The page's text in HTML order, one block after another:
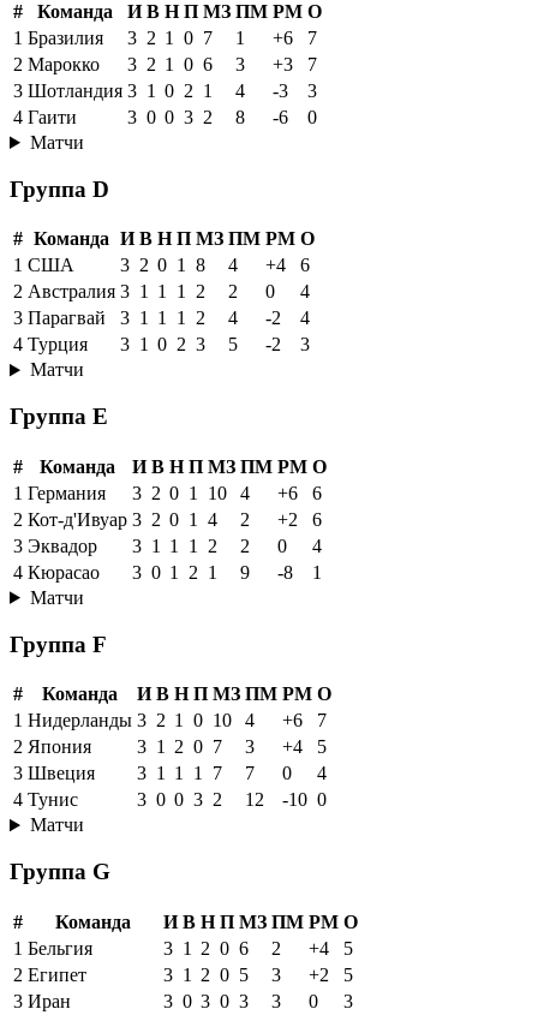
# Команда И В Н П МЗ ПМ РМ О
1 Бразилия 3 2 1 0 7 1 +6
7
2 Марокко 3 2 1 0 6 3 +3
7
3 Шотландия 3 1 0 2 1 4 -3
3
4 Гаити 3 0 0 3 2 8 -6
0
Матчи
Группа D
# Команда И В Н П МЗ ПМ РМ О
1 США 3 2 0 1 8 4 +4
6
2 Австралия 3 1 1 1 2 2 0
4
3 Парагвай 3 1 1 1 2 4 -2
4
4 Турция 3 1 0 2 3 5 -2
3
Матчи
Группа E
# Команда И В Н П МЗ ПМ РМ О
1 Германия 3 2 0 1 10 4 +6
6
2 Кот-д'Ивуар 3 2 0 1 4 2 +2
6
3 Эквадор 3 1 1 1 2 2 0
4
4 Кюрасао 3 0 1 2 1 9 -8
1
Матчи
Группа F
# Команда И В Н П МЗ ПМ РМ О
1 Нидерланды 3 2 1 0 10 4 +6
7
2 Япония 3 1 2 0 7 3 +4
5
3 Швеция 3 1 1 1 7 7 0
4
4 Тунис 3 0 0 3 2 12 -10 0
Матчи
Группа G
# Команда И В Н П МЗ ПМ РМ О
1 Бельгия 3 1 2 0 6 2 +4
5
2 Египет 3 1 2 0 5 3 +2
5
3 Иран 3 0 3 0 3 3 0
3